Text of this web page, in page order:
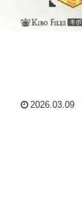
2026.03.09